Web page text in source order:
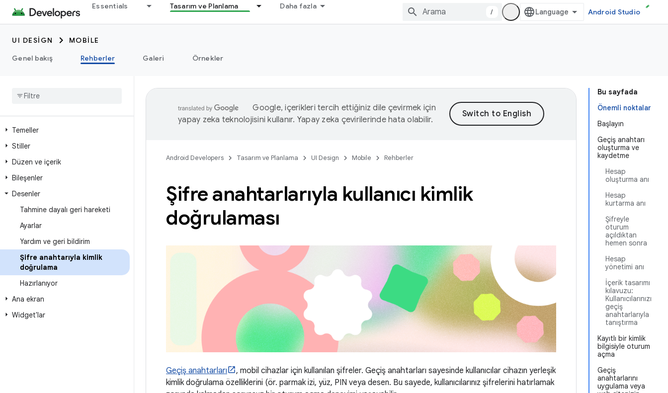
Essentials Tasarım ve Planlama Daha fazla
/ Android Studio
UI DESIGN
MOBILE
Genel bakış
Rehberler Galeri Örnekler
Temeller
Stiller
Düzen ve içerik
Bileşenler
Desenler
Tahmine dayalı geri hareketi
Ayarlar
Yardım ve geri bildirim
Şifre anahtarıyla kimlik
doğrulama
Hazırlanıyor
Ana ekran
Widget'lar
Bu sayfada
Önemli noktalar
Başlayın
Geçiş anahtarı
oluşturma ve
kaydetme
Hesap
oluşturma anı
Hesap
kurtarma anı
Şifreyle
oturum
açıldıktan
hemen sonra
Hesap
yönetimi anı
İçerik tasarımı
kılavuzu:
Kullanıcılarınızı
geçiş
anahtarlarıyla
tanıştırma
Kayıtlı bir kimlik
bilgisiyle oturum
açma
Geçiş
anahtarlarını
uygulama veya
Google, içerikleri tercih ettiğiniz dile çevirmek için
yapay zeka teknolojisini kullanır. Yapay zeka çevirilerinde hata olabilir.
Android Developers Tasarım ve Planlama UI Design Mobile Rehberler
Şifre anahtarlarıyla kullanıcı kimlik
doğrulaması
Geçiş anahtarları
, mobil cihazlar için kullanılan şifreler. Geçiş anahtarları sayesinde kullanıcılar cihazın yerleşik
kimlik doğrulama özelliklerini (ör. parmak izi, yüz, PIN veya desen. Bu sayede, kullanıcılarınız şifrelerini hatırlamak